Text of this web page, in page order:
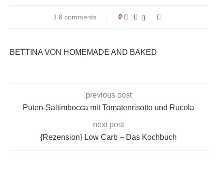
8 comments 0
BETTINA VON HOMEMADE AND BAKED
previous post
Puten-Saltimbocca mit Tomatenrisotto und Rucola
next post
{Rezension} Low Carb – Das Kochbuch